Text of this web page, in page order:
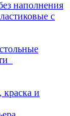
наполнения
с
и